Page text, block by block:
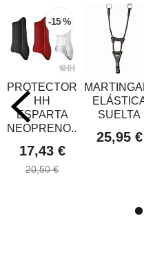
-15 %
PROTECTOR
HH
ESPARTA
NEOPRENO...
17,43 €
20,50 €
SUELTA
25,95 €